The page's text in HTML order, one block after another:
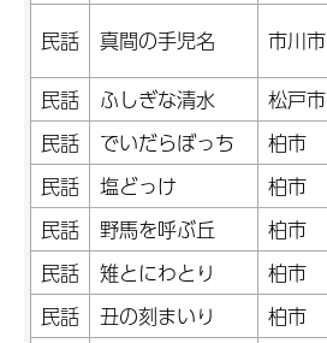
民話
真間の手児名 市川市
民話
ふしぎな清水 松戸市
民話
でいだらぼっち 柏市
民話
塩どっけ 柏市
民話
野馬を呼ぶ丘 柏市
民話
雉とにわとり 柏市
民話
丑の刻まいり 柏市